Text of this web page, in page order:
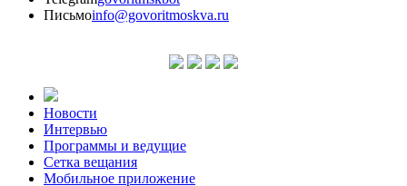
Письмоinfo@govoritmoskva.ru
Новости
Интервью
Программы и ведущие
Сетка вещания
Мобильное приложение